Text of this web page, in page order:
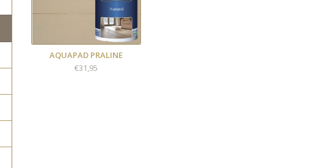
AQUAPAD PRALINE
€31,95